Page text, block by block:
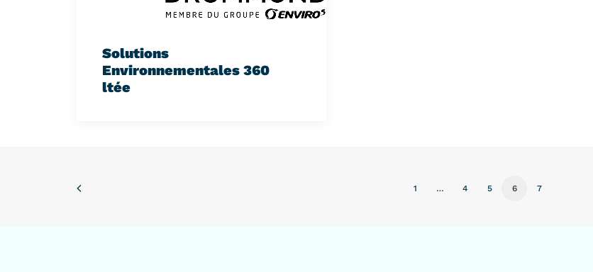
Solutions
Environnementales 360
ltée
1 … 4 5 6 7